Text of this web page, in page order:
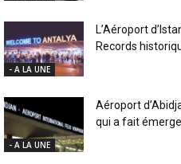
- A LA UNE
L’Aéroport
Records
- A LA UNE
Aéroport
qui a fait